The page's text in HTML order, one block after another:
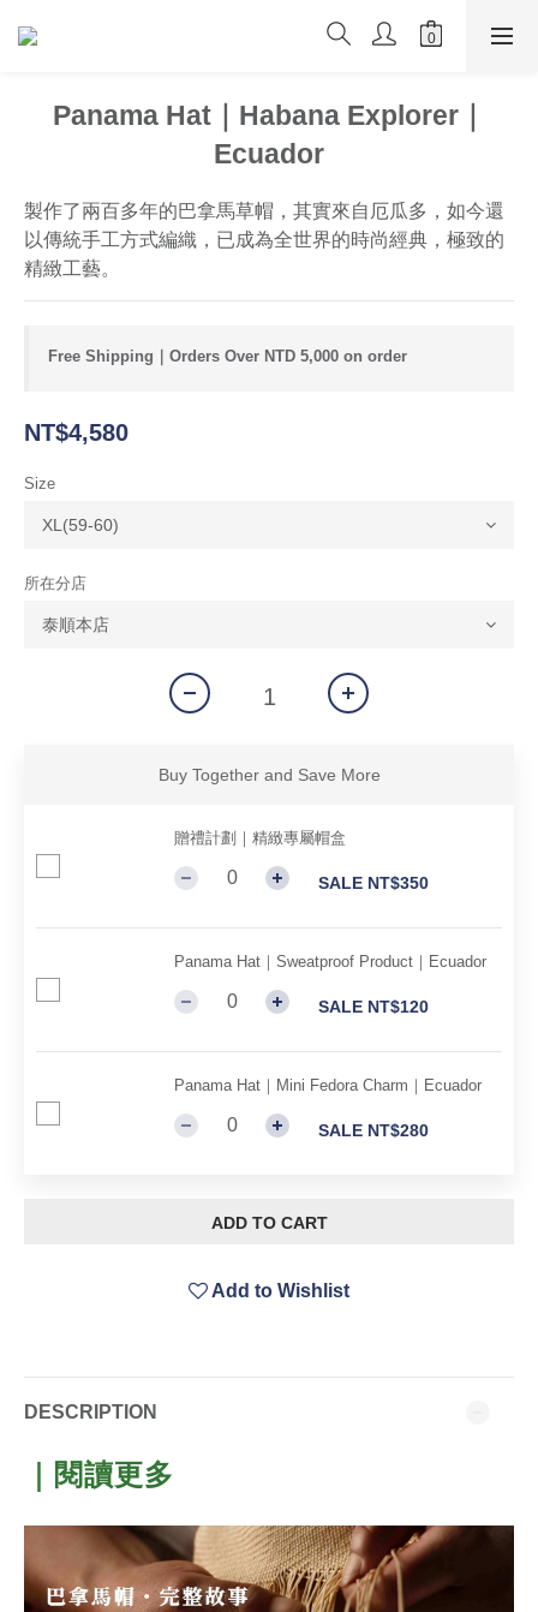
Panama Hat｜Habana Explorer｜
Ecuador
製作了兩百多年的巴拿馬草帽，其實來自厄瓜多，如今還
以傳統手工方式編織，已成為全世界的時尚經典，極致的
精緻工藝。
Free Shipping｜Orders Over NTD 5,000 on order
NT$4,580
Size
所在分店
Buy Together and Save More
贈禮計劃｜精緻專屬帽盒
SALE NT$350
Panama Hat｜Sweatproof Product｜Ecuador
SALE NT$120
Panama Hat｜Mini Fedora Charm｜Ecuador
SALE NT$280
ADD TO CART
Add to Wishlist
DESCRIPTION
｜閱讀更多